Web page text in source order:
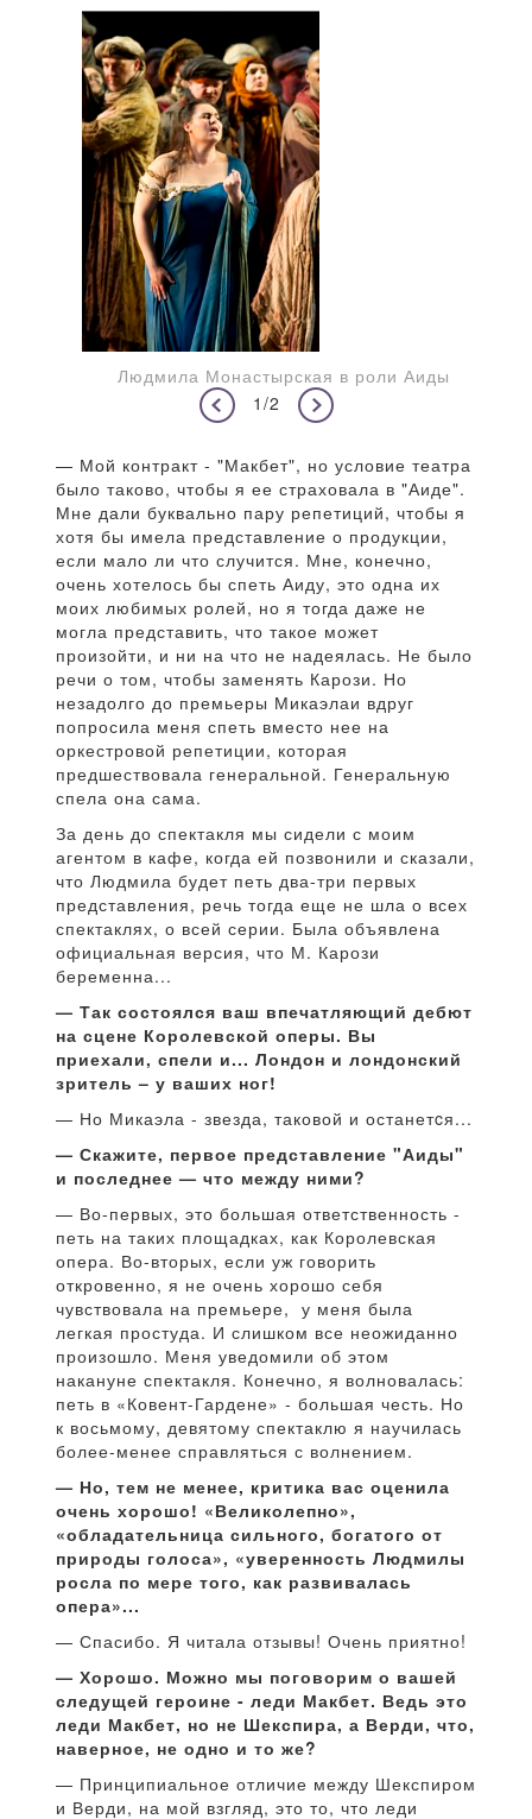
Людмила Монастырская в роли Аиды
1/2
— Мой контракт - "Макбет", но условие театра
было таково, чтобы я ее страховала в "Аиде".
Мне дали буквально пару репетиций, чтобы я
хотя бы имела представление о продукции,
если мало ли что случится. Мне, конечно,
очень хотелось бы спеть Аиду, это одна их
моих любимых ролей, но я тогда даже не
могла представить, что такое может
произойти, и ни на что не надеялась. Не было
речи о том, чтобы заменять Карози. Но
незадолго до премьеры Микаэлаи вдруг
попросила меня спеть вместо нее на
оркестровой репетиции, которая
предшествовала генеральной. Генеральную
спела она сама.
За день до спектакля мы сидели с моим
агентом в кафе, когда ей позвонили и сказали,
что Людмила будет петь два-три первых
представления, речь тогда еще не шла о всех
спектаклях, о всей серии. Была объявлена
официальная версия, что М. Карози
беременна...
— Так состоялся ваш впечатляющий дебют
на сцене Королевской оперы. Вы
приехали, спели и... Лондон и лондонский
зритель – у ваших ног!
— Но Микаэла - звезда, таковой и останетcя...
— Скажите, первое представление "Аиды"
и последнее — что между ними?
— Во-первых, это большая ответственность -
петь на таких площадках, как Королевская
опера. Во-вторых, если уж говорить
откровенно, я не очень хорошо себя
чувствовала на премьере, у меня была
легкая простуда. И слишком все неожиданно
произошло. Меня уведомили об этом
накануне спектакля. Конечно, я волновалась:
петь в «Ковент-Гардене» - большая честь. Но
к восьмому, девятому спектаклю я научилась
более-менее справляться с волнением.
— Но, тем не менее, критика вас оценила
очень хорошо! «Великолепно»,
«обладательница сильного, богатого от
природы голоса», «уверенность Людмилы
росла по мере того, как развивалась
опера»...
— Спасибо. Я читала отзывы! Очень приятно!
— Хорошо. Можно мы поговорим о вашей
следущей героине - леди Макбет. Ведь это
леди Макбет, но не Шекспира, а Верди, что,
наверное, не одно и то же?
— Принципиальное отличие между Шекспиром
и Верди, на мой взгляд, это то, что леди